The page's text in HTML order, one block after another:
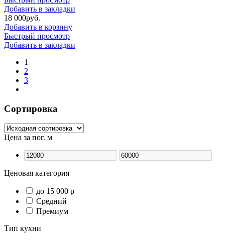
Добавить в закладки
18 000руб.
Добавить в корзину
Быстрый просмотр
Добавить в закладки
1
2
3
Сортировка
Цена за пог. м
Ценовая категория
до 15 000 р
Средний
Премиум
Тип кухни